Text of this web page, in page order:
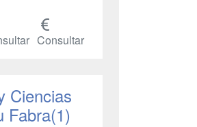
Consultar
Ciencias
Fabra(1)